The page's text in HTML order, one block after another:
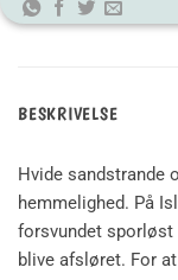
BESKRIVELSE
Hvide sandstrande
hemmelighed. På
forsvundet
blive afsløret. For